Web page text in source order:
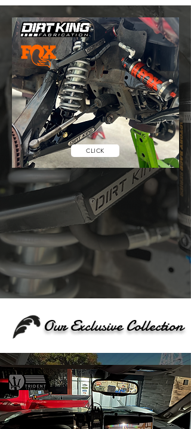
CLICK
Our Exclusive Collection